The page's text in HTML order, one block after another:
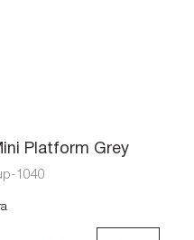
Platform Grey
1040